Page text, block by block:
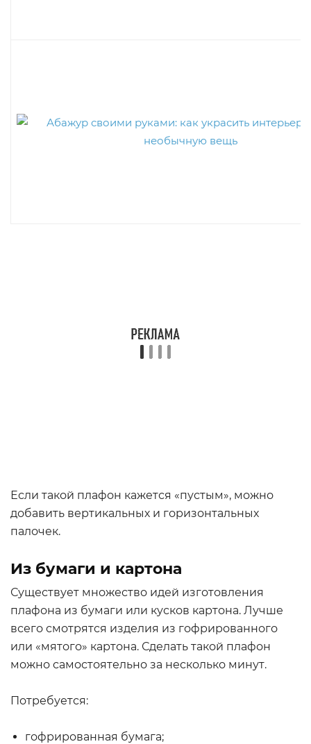
Если такой плафон кажется «пустым», можно
добавить вертикальных и горизонтальных
палочек.
Из бумаги и картона
Существует множество идей изготовления
плафона из бумаги или кусков картона. Лучше
всего смотрятся изделия из гофрированного
или «мятого» картона. Сделать такой плафон
можно самостоятельно за несколько минут.
Потребуется:
гофрированная бумага;